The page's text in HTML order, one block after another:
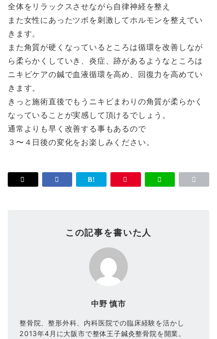
全体をリラックスさせながら自律神経を整え
また女性にあったツボを刺激してホルモンを整えてい
きます。
また角質が硬くなっているところは循環を改善しなが
ら柔らかくしていき、炎症、跡があるようなところは
ニキビケアの鍼で血液循環を高め、回復力を高めてい
きます。
きっと施術直後でもうニキビまわりの角質が柔らかく
なっていることが実感して頂けるでしょう。
通常よりも早く改善する事もあるので
３〜４日後の変化をお楽しみください。
この記事を書いた人
中野 慎市
整骨院、整形外科、内科医院での臨床経験を活かし
2013年4月に大阪市で整体王子鍼灸整骨院を開業。